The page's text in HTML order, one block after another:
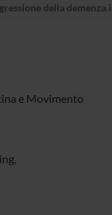
della
e Movimento